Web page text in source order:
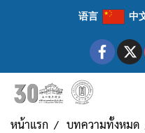
语言 中
หน้าแรก บทความทั้งหมด